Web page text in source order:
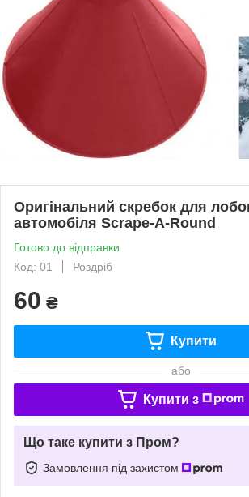
Оригінальний скребок для
автомобіля Scrape-A-Round
Готово до відправки
Код: 01
Роздріб
60 ₴
Купити
або
Купити з
Що таке купити з Пром?
Замовлення під захистом